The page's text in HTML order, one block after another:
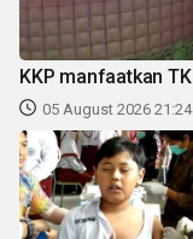
KKP manfaatkan
05 August 2026 21:24